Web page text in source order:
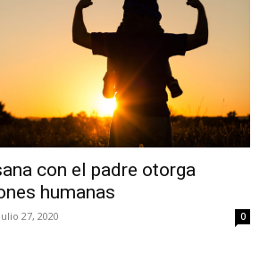
con el padre otorga
humanas
julio 27, 2020 0